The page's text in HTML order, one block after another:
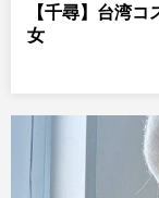
【千尋】台湾
女